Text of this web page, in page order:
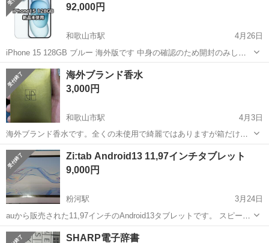
ください。 ●3枚目実...
92,000円
和歌山市駅
4月26日
iPhone 15 128GB ブルー 海外版です 中身の確認のため開封のみして
おります そのため新品です ブランド：Apple iPhone iPhone 15 画面サ
イズ：6.1 インチ 内蔵ストレージ容量：128...
和歌山 和歌山市 和歌山市駅
海外ブランド香水
3,000円
和歌山市駅
4月3日
海外ブランド香水です。全くの未使用で綺麗ではありますが箱だけ少
し劣化しているかもしれません。よろしければ
和歌山 和歌山市 和歌山市駅 その他 海外
Zi:tab Android13 11,97インチタブレット
9,000円
粉河駅
3月24日
auから販売された11,97インチのAndroid13タブレットです。 スピーカ
ークアッドスピーカー搭載 GPS搭載 主にYouTuber見たりGPS対応な
のでカーナビとか、電子書籍見たりとかにオススメです。 アマゾンプ
和歌山 紀の川市 粉河駅 その他
SHARP電子辞書